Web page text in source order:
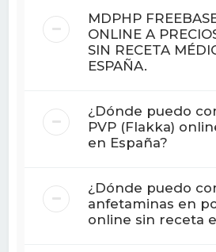
MDPHP
ONLINE A
SIN RECETA
ESPAÑA.
¿Dónde puedo
PVP (Flakka)
en España?
¿Dónde puedo
anfetaminas en
online sin receta